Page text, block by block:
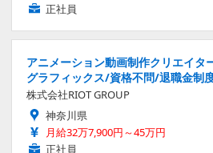
正社員
アニメーション動画制作クリエイ
グラフィックス/資格不問/退職金制
株式会社RIOT GROUP
神奈川県
月給32万7,900円～45万円
正社員